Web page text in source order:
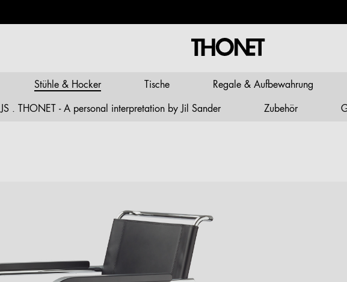
Stühle & Hocker Tische Regale & Aufbewahrung
JS . THONET - A personal interpretation by Jil Sander Zubehör